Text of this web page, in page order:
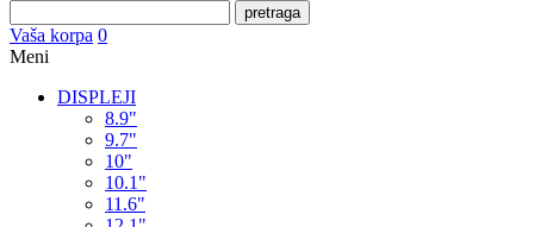
pretraga
Vaša korpa 0
Meni
DISPLEJI
8.9"
9.7"
10"
10.1"
11.6"